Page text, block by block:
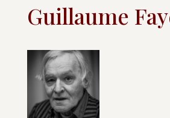
Guillaume